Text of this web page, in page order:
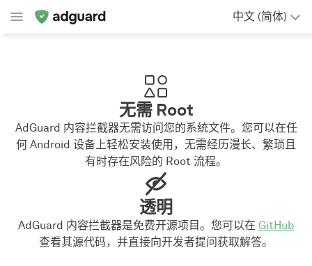
中文 (简体)
无需 Root
AdGuard 内容拦截器无需访问您的系统文件。您可以在任
何 Android 设备上轻松安装使用，无需经历漫长、繁琐且
有时存在风险的 Root 流程。
透明
AdGuard 内容拦截器是免费开源项目。您可以在 GitHub
查看其源代码，并直接向开发者提问获取解答。